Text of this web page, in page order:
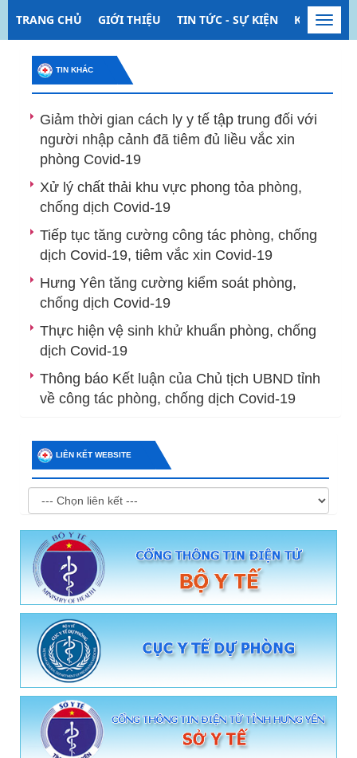
TRANG CHỦ GIỚI THIỆU TIN TỨC - SỰ KIỆN KIỂM
TIN KHÁC
Giảm thời gian cách ly y tế tập trung đối với
người nhập cảnh đã tiêm đủ liều vắc xin
phòng Covid-19
Xử lý chất thải khu vực phong tỏa phòng,
chống dịch Covid-19
Tiếp tục tăng cường công tác phòng, chống
dịch Covid-19, tiêm vắc xin Covid-19
Hưng Yên tăng cường kiểm soát phòng,
chống dịch Covid-19
Thực hiện vệ sinh khử khuẩn phòng, chống
dịch Covid-19
Thông báo Kết luận của Chủ tịch UBND tỉnh
về công tác phòng, chống dịch Covid-19
LIÊN KẾT WEBSITE